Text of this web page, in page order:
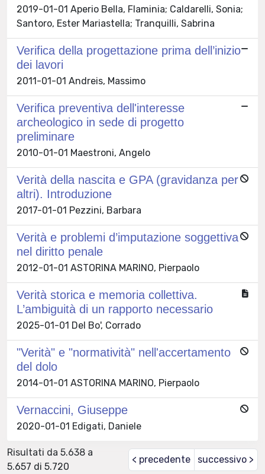
2019-01-01 Aperio Bella, Flaminia; Caldarelli, Sonia;
Santoro, Ester Mariastella; Tranquilli, Sabrina
Verifica della progettazione prima dell’inizio
dei lavori
2011-01-01 Andreis, Massimo
Verifica preventiva dell'interesse
archeologico in sede di progetto
preliminare
2010-01-01 Maestroni, Angelo
Verità della nascita e GPA (gravidanza per
altri). Introduzione
2017-01-01 Pezzini, Barbara
Verità e problemi d’imputazione soggettiva
nel diritto penale
2012-01-01 ASTORINA MARINO, Pierpaolo
Verità storica e memoria collettiva.
L’ambiguità di un rapporto necessario
2025-01-01 Del Bo', Corrado
"Verità" e "normatività" nell'accertamento
del dolo
2014-01-01 ASTORINA MARINO, Pierpaolo
Vernaccini, Giuseppe
2020-01-01 Edigati, Daniele
Risultati da 5.638 a
5.657 di 5.720
< precedente successivo >